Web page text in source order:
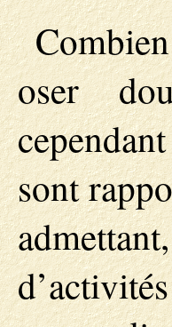
oser
sont